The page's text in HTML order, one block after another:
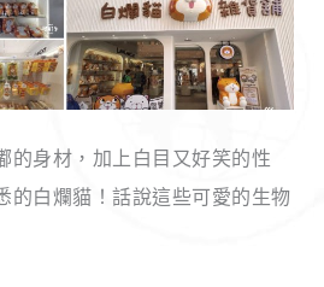
的身材，加上白目又好笑的性
的白爛貓！話說這些可愛的生物